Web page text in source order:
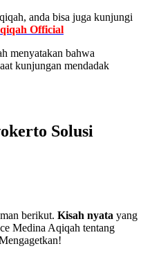
anda bisa juga kunjungi
Official
menyatakan bahwa
kunjungan mendadak
Solusi
berikut. Kisah nyata yang
Medina Aqiqah tentang